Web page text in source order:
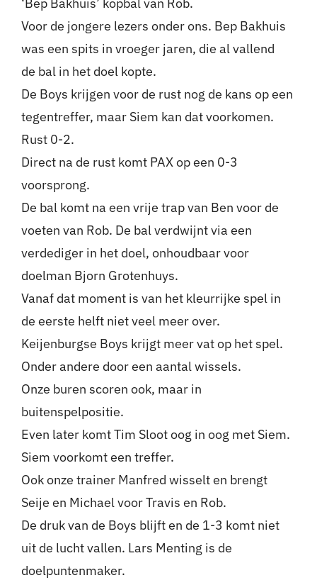
‘Bep Bakhuis’ kopbal van Rob.
Voor de jongere lezers onder ons. Bep Bakhuis
was een spits in vroeger jaren, die al vallend
de bal in het doel kopte.
De Boys krijgen voor de rust nog de kans op een
tegentreffer, maar Siem kan dat voorkomen.
Rust 0-2.
Direct na de rust komt PAX op een 0-3
voorsprong.
De bal komt na een vrije trap van Ben voor de
voeten van Rob. De bal verdwijnt via een
verdediger in het doel, onhoudbaar voor
doelman Bjorn Grotenhuys.
Vanaf dat moment is van het kleurrijke spel in
de eerste helft niet veel meer over.
Keijenburgse Boys krijgt meer vat op het spel.
Onder andere door een aantal wissels.
Onze buren scoren ook, maar in
buitenspelpositie.
Even later komt Tim Sloot oog in oog met Siem.
Siem voorkomt een treffer.
Ook onze trainer Manfred wisselt en brengt
Seije en Michael voor Travis en Rob.
De druk van de Boys blijft en de 1-3 komt niet
uit de lucht vallen. Lars Menting is de
doelpuntenmaker.